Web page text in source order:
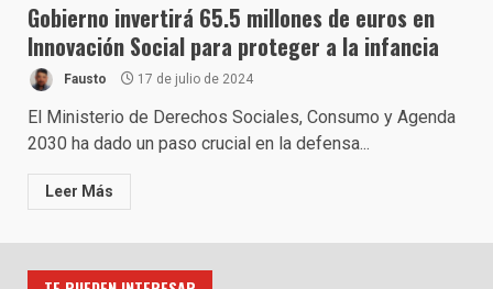
Gobierno invertirá 65.5 millones de euros en
Innovación Social para proteger a la infancia
Fausto 17 de julio de 2024
El Ministerio de Derechos Sociales, Consumo y Agenda
2030 ha dado un paso crucial en la defensa...
Leer Más